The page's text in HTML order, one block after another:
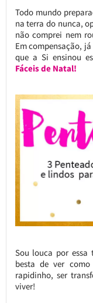
Todo mundo
na terra do nunca,
não comprei nem
Em compensação,
que a Si ensinou
Fáceis de Natal!
Sou louca por essa
besta de ver
rapidinho, ser
viver!